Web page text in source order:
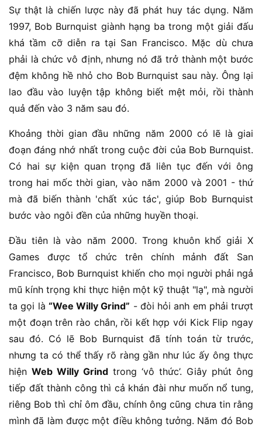
Sự thật là chiến lược này đã phát huy tác dụng. Năm
1997, Bob Burnquist giành hạng ba trong một giải đấu
khá tầm cỡ diễn ra tại San Francisco. Mặc dù chưa
phải là chức vô định, nhưng nó đã trở thành một bước
đệm không hề nhỏ cho Bob Burnquist sau này. Ông lại
lao đầu vào luyện tập không biết mệt mỏi, rồi thành
quả đến vào 3 năm sau đó.
Khoảng thời gian đầu những năm 2000 có lẽ là giai
đoạn đáng nhớ nhất trong cuộc đời của Bob Burnquist.
Có hai sự kiện quan trọng đã liên tục đến với ông
trong hai mốc thời gian, vào năm 2000 và 2001 - thứ
mà đã biến thành 'chất xúc tác', giúp Bob Burnquist
bước vào ngôi đền của những huyền thoại.
Đầu tiên là vào năm 2000. Trong khuôn khổ giải X
Games được tổ chức trên chính mảnh đất San
Francisco, Bob Burnquist khiến cho mọi người phải ngả
mũ kính trọng khi thực hiện một kỹ thuật "lạ", mà người
ta gọi là “Wee Willy Grind” - đòi hỏi anh em phải trượt
một đoạn trên rào chắn, rồi kết hợp với Kick Flip ngay
sau đó. Có lẽ Bob Burnquist đã tính toán từ trước,
nhưng ta có thể thấy rõ ràng gần như lúc ấy ông thực
hiện Web Willy Grind trong ‘vô thức’. Giây phút ông
tiếp đất thành công thì cả khán đài như muốn nổ tung,
riêng Bob thì chỉ ôm đầu, chính ông cũng chưa tin rằng
mình đã làm được một điều không tưởng. Năm đó Bob